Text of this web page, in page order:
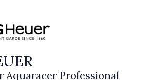
Aquaracer Professional